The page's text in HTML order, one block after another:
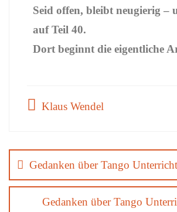
Seid offen, bleibt neugierig –
auf Teil 40.
Dort beginnt die eigentliche
Klaus Wendel
Gedanken über Tango
Gedanken über Tango